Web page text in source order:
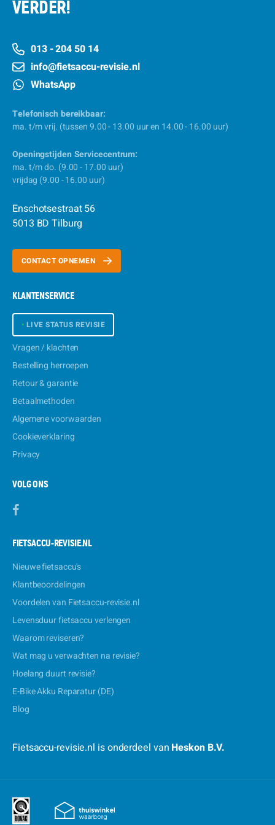
VERDER!
013 - 204 50 14
info@fietsaccu-revisie.nl
WhatsApp
Telefonisch bereikbaar:
ma. t/m vrij. (tussen 9.00 - 13.00 uur en 14.00 - 16.00 uur)
Openingstijden Servicecentrum:
ma. t/m do. (9.00 - 17.00 uur)
vrijdag (9.00 - 16.00 uur)
Enschotsestraat 56
5013 BD Tilburg
CONTACT OPNEMEN
KLANTENSERVICE
• LIVE STATUS REVISIE
Vragen / klachten
Bestelling herroepen
Retour & garantie
Betaalmethoden
Algemene voorwaarden
Cookieverklaring
Privacy
VOLG ONS
FIETSACCU-REVISIE.NL
Nieuwe fietsaccu's
Klantbeoordelingen
Voordelen van Fietsaccu-revisie.nl
Levensduur fietsaccu verlengen
Waarom reviseren?
Wat mag u verwachten na revisie?
Hoelang duurt revisie?
E-Bike Akku Reparatur (DE)
Blog
Fietsaccu-revisie.nl is onderdeel van Heskon B.V.